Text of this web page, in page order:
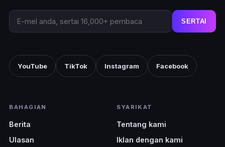
SERTAI
YouTube TikTok Instagram Facebook
BAHAGIAN
Berita
Ulasan
SYARIKAT
Tentang kami
Iklan dengan kami